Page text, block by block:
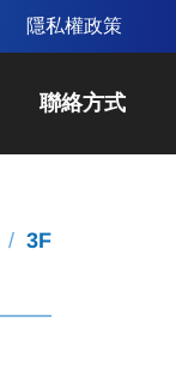
隱私權政策
聯絡方式
3F